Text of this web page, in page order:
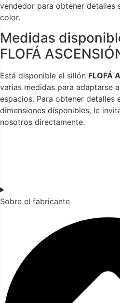
vendedor para obtener detalles
color.
Medidas
FLOFÁ
Está disponible el sillón FLOFÁ
varias medidas para adaptarse
espacios. Para obtener detalles
dimensiones disponibles, le
nosotros directamente.
Sobre el fabricante